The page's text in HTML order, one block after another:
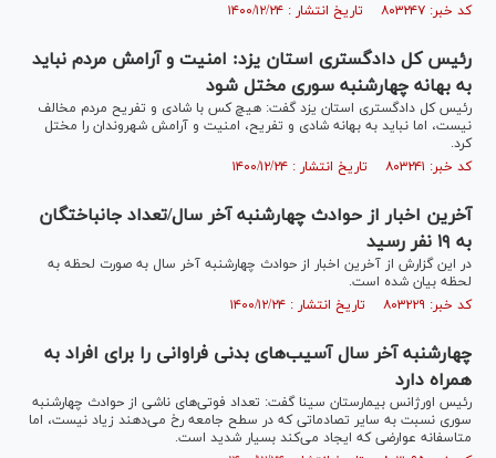
کد خبر: ۸۰۳۲۴۷ تاریخ انتشار : ۱۴۰۰/۱۲/۲۴
رئیس کل دادگستری استان یزد: امنیت و آرامش مردم نباید
به بهانه چهارشنبه سوری مختل شود
رئیس کل دادگستری استان یزد گفت: هیچ کس با شادی و تفریح مردم مخالف
نیست، اما نباید به بهانه شادی و تفریح، امنیت و آرامش شهروندان را مختل
کرد.
کد خبر: ۸۰۳۲۴۱ تاریخ انتشار : ۱۴۰۰/۱۲/۲۴
آخرین اخبار از حوادث چهارشنبه آخر سال/تعداد جانباختگان
به ۱۹ نفر رسید
در این گزارش از آخرین اخبار از حوادث چهارشنبه آخر سال به صورت لحظه به
لحظه بیان شده است.
کد خبر: ۸۰۳۲۲۹ تاریخ انتشار : ۱۴۰۰/۱۲/۲۴
چهارشنبه آخر سال آسیب‌های بدنی فراوانی را برای افراد به
همراه دارد
رئیس اورژانس بیمارستان سینا گفت: تعداد فوتی‌های ناشی از حوادث چهارشنبه
سوری نسبت به سایر تصادماتی که در سطح جامعه رخ می‌دهند زیاد نیست، اما
متاسفانه عوارضی که ایجاد می‌کند بسیار شدید است.